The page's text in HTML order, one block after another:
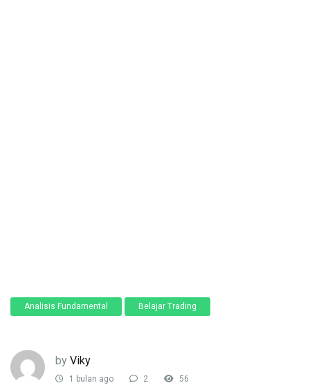
Analisis Fundamental Belajar Trading
by Viky
1 bulan ago 2 56